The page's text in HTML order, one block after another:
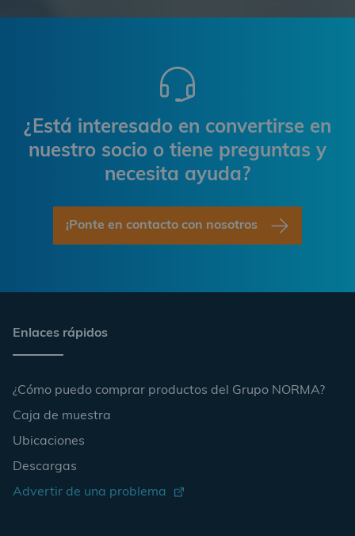
¿Está interesado en convertirse en
nuestro socio o tiene preguntas y
necesita ayuda?
¡Ponte en contacto con nosotros
Enlaces rápidos
¿Cómo puedo comprar productos del Grupo NORMA?
Caja de muestra
Ubicaciones
Descargas
Advertir de una problema